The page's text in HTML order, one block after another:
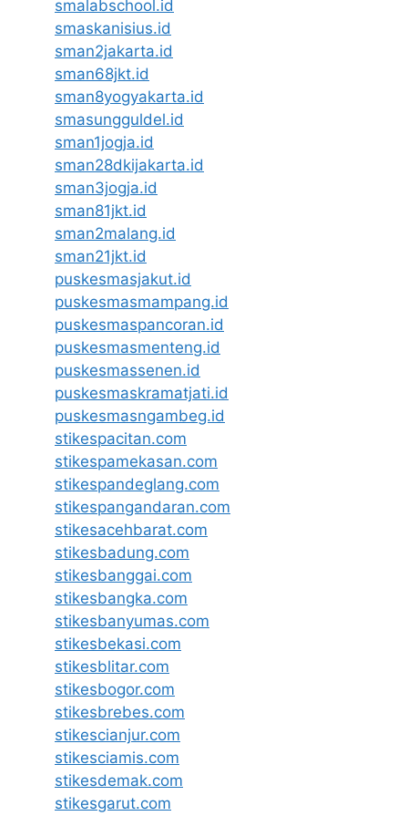
smalabschool.id
smaskanisius.id
sman2jakarta.id
sman68jkt.id
sman8yogyakarta.id
smasungguldel.id
sman1jogja.id
sman28dkijakarta.id
sman3jogja.id
sman81jkt.id
sman2malang.id
sman21jkt.id
puskesmasjakut.id
puskesmasmampang.id
puskesmaspancoran.id
puskesmasmenteng.id
puskesmassenen.id
puskesmaskramatjati.id
puskesmasngambeg.id
stikespacitan.com
stikespamekasan.com
stikespandeglang.com
stikespangandaran.com
stikesacehbarat.com
stikesbadung.com
stikesbanggai.com
stikesbangka.com
stikesbanyumas.com
stikesbekasi.com
stikesblitar.com
stikesbogor.com
stikesbrebes.com
stikescianjur.com
stikesciamis.com
stikesdemak.com
stikesgarut.com